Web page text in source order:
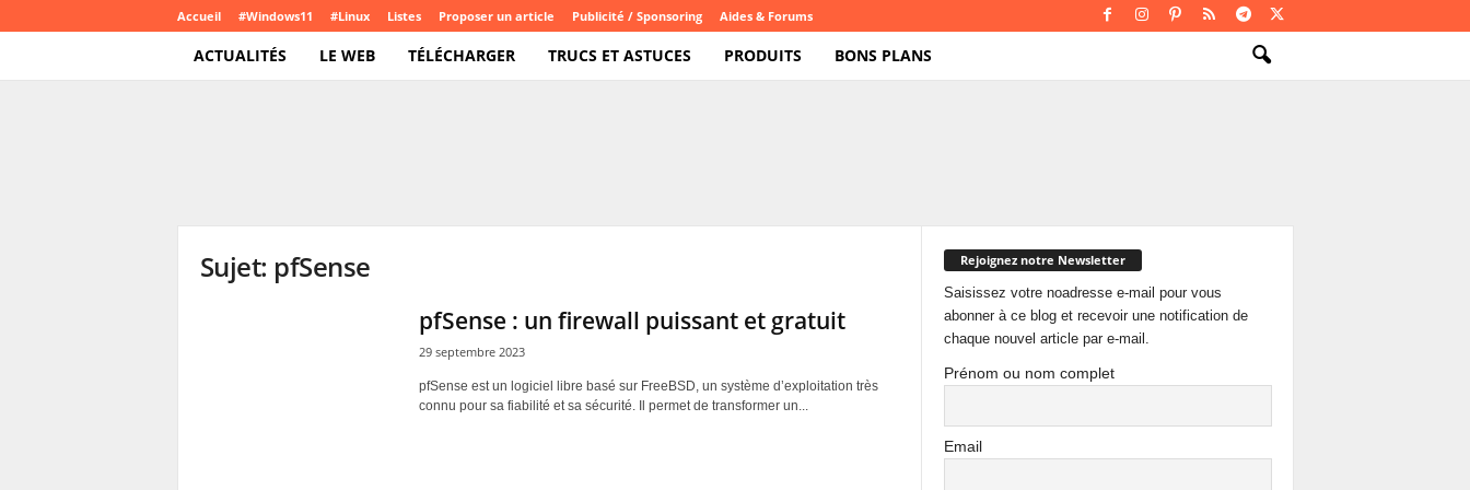
Accueil #Windows11 #Linux Listes Proposer un article Publicité / Sponsoring Aides & Forums
ACTUALITÉS LE WEB TÉLÉCHARGER TRUCS ET ASTUCES PRODUITS BONS PLANS
Sujet: pfSense
pfSense : un firewall puissant et gratuit
29 septembre 2023
pfSense est un logiciel libre basé sur FreeBSD, un système d’exploitation très
connu pour sa fiabilité et sa sécurité. Il permet de transformer un...
Rejoignez notre Newsletter
Saisissez votre noadresse e-mail pour vous
abonner à ce blog et recevoir une notification de
chaque nouvel article par e-mail.
Prénom ou nom complet
Email